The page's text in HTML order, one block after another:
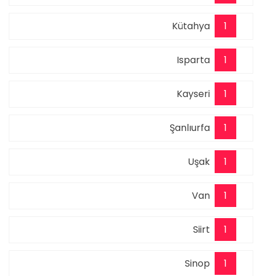
Kütahya 1
Isparta 1
Kayseri 1
Şanlıurfa 1
Uşak 1
Van 1
Siirt 1
Sinop 1